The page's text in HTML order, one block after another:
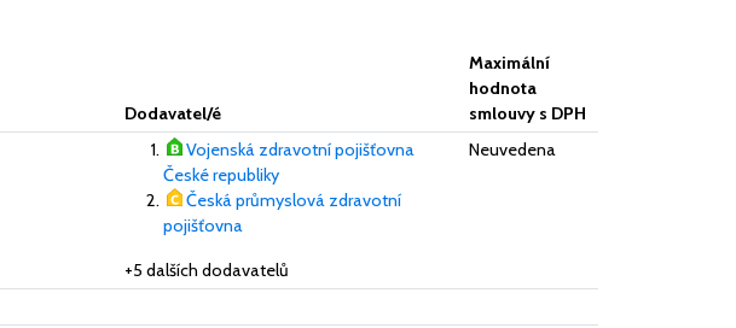
Dodavatel/é
Maximální
hodnota
smlouvy s DPH
Vojenská zdravotní pojišťovna
České republiky
Česká průmyslová zdravotní
pojišťovna
+5 dalších dodavatelů
Neuvedena